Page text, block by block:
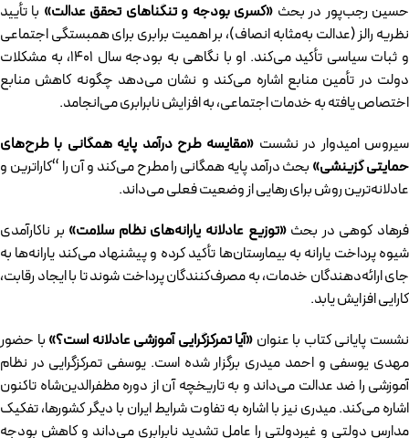
حسین رجب‌پور در بحث «کسری بودجه و تنگناهای تحقق عدالت» با تأیید
نظریه رالز (عدالت به‌مثابه انصاف)، بر اهمیت برابری برای همبستگی اجتماعی
و ثبات سیاسی تأکید می‌کند. او با نگاهی به بودجه سال ۱۴۰۱، به مشکلات
دولت در تأمین منابع اشاره می‌کند و نشان می‌دهد چگونه کاهش منابع
اختصاص یافته به خدمات اجتماعی، به افزایش نابرابری می‌انجامد.
سیروس امیدوار در نشست «مقایسه طرح درآمد پایه همگانی با طرح‌های
حمایتی گزینشی» بحث درآمد پایه همگانی را مطرح می‌کند و آن را “کاراترین و
عادلانه‌ترین روش برای رهایی از وضعیت فعلی می‌داند.
فرهاد کوهی در بحث«توزیع عادلانه یارانه‌های نظام سلامت» بر ناکارآمدی
شیوه پرداخت یارانه به بیمارستان‌ها تأکید کرده و پیشنهاد می‌کند یارانه‌ها به
جای ارائه‌دهندگان خدمات، به مصرف‌کنندگان پرداخت شوند تا با ایجاد رقابت،
کارایی افزایش یابد.
نشست پایانی کتاب با عنوان «آیا تمرکزگرایی آموزشی عادلانه است؟» با حضور
مهدی یوسفی و احمد میدری برگزار شده است. یوسفی تمرکزگرایی در نظام
آموزشی را ضد عدالت می‌داند و به تاریخچه آن از دوره مظفرالدین‌شاه تاکنون
اشاره می‌کند. میدری نیز با اشاره به تفاوت شرایط ایران با دیگر کشورها، تفکیک
مدارس دولتی و غیردولتی را عامل تشدید نابرابری می‌داند و کاهش بودجه